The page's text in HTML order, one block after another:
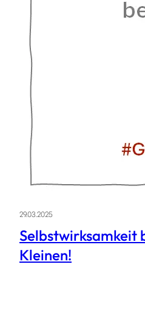
29.03.2025
Selbstwirksamkeit
Kleinen!